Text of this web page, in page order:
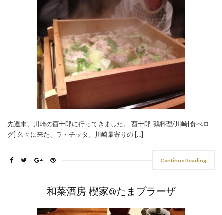
先週末、川崎の酉十郎に行ってきました。 酉十郎-鶏料理/川崎[食べロ
グ] 久々に来た、ラ・チッタ。川崎最寄りの […]
Continue Reading
和菜酒房 楔家@たまプラーザ